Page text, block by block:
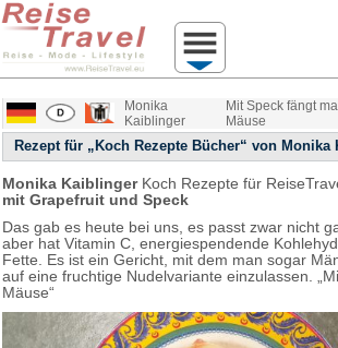
Monika
Kaiblinger
Mit Speck fängt
Mäuse
Rezept für „Koch Rezepte Bücher“ von Monika
Monika KaiblingerKoch Rezepte für
mit Grapefruit und Speck
Das gab es heute bei uns, es passt zwar nicht
aber hat Vitamin C, energiespendende
Fette. Es ist ein Gericht, mit dem man sogar
auf eine fruchtige Nudelvariante einzulassen.
Mäuse“